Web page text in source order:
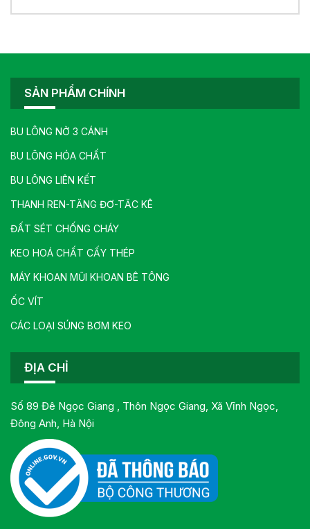
SẢN PHẨM CHÍNH
BU LÔNG NỞ 3 CÁNH
BU LÔNG HÓA CHẤT
BU LÔNG LIÊN KẾT
THANH REN-TĂNG ĐƠ-TĂC KÊ
ĐẤT SÉT CHỐNG CHÁY
KEO HOÁ CHẤT CẤY THÉP
MÁY KHOAN MŨI KHOAN BÊ TÔNG
ỐC VÍT
CÁC LOẠI SÚNG BƠM KEO
ĐỊA CHỈ
Số 89 Đê Ngọc Giang , Thôn Ngọc Giang, Xã Vĩnh Ngọc,
Đông Anh, Hà Nội